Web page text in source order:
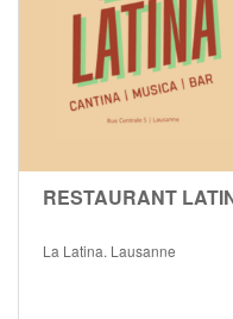
RESTAURANT
La Latina, Lausanne